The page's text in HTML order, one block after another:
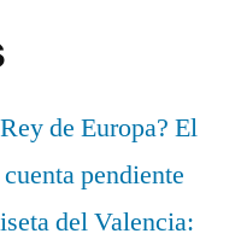
de Europa? El
pendiente
del Valencia: